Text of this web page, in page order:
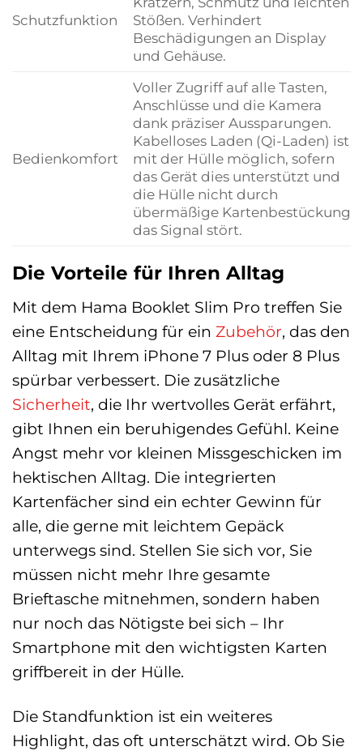
Schutzfunktion
Stößen. Verhindert
Beschädigungen an Display
und Gehäuse.
Bedienkomfort
Voller Zugriff auf alle Tasten,
Anschlüsse und die Kamera
dank präziser Aussparungen.
Kabelloses Laden (Qi-Laden) ist
mit der Hülle möglich, sofern
das Gerät dies unterstützt und
die Hülle nicht durch
übermäßige Kartenbestückung
das Signal stört.
Die Vorteile für Ihren Alltag
Mit dem Hama Booklet Slim Pro treffen Sie
eine Entscheidung für ein Zubehör, das den
Alltag mit Ihrem iPhone 7 Plus oder 8 Plus
spürbar verbessert. Die zusätzliche
Sicherheit, die Ihr wertvolles Gerät erfährt,
gibt Ihnen ein beruhigendes Gefühl. Keine
Angst mehr vor kleinen Missgeschicken im
hektischen Alltag. Die integrierten
Kartenfächer sind ein echter Gewinn für
alle, die gerne mit leichtem Gepäck
unterwegs sind. Stellen Sie sich vor, Sie
müssen nicht mehr Ihre gesamte
Brieftasche mitnehmen, sondern haben
nur noch das Nötigste bei sich – Ihr
Smartphone mit den wichtigsten Karten
griffbereit in der Hülle.
Die Standfunktion ist ein weiteres
Highlight, das oft unterschätzt wird. Ob Sie